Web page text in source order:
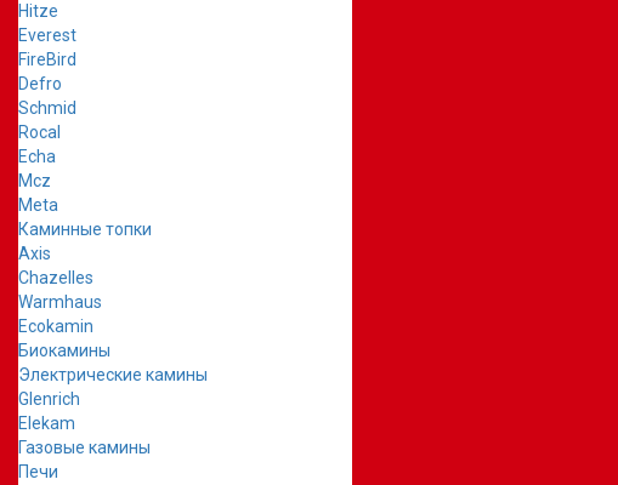
Hitze
Everest
FireBird
Defro
Schmid
Rocal
Echa
Mcz
Meta
Каминные топки
Axis
Chazelles
Warmhaus
Ecokamin
Биокамины
Электрические камины
Glenrich
Elekam
Газовые камины
Печи